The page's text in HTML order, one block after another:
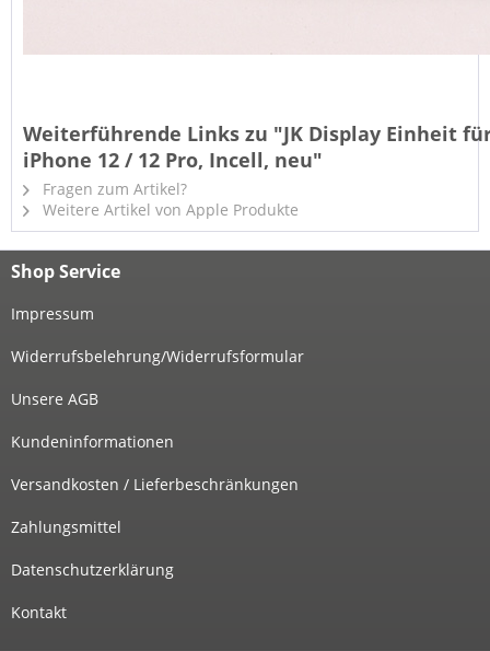
Weiterführende Links zu "JK Display Einheit
iPhone 12 / 12 Pro, Incell, neu"
Fragen zum Artikel?
Weitere Artikel von Apple Produkte
Shop Service
Impressum
Widerrufsbelehrung/Widerrufsformular
Unsere AGB
Kundeninformationen
Versandkosten / Lieferbeschränkungen
Zahlungsmittel
Datenschutzerklärung
Kontakt